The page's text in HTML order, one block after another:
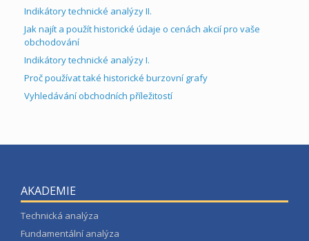
Indikátory technické analýzy II.
Jak najít a použít historické údaje o cenách akcií pro vaše
obchodování
Indikátory technické analýzy I.
Proč používat také historické burzovní grafy
Vyhledávání obchodních příležitostí
AKADEMIE
Technická analýza
Fundamentální analýza